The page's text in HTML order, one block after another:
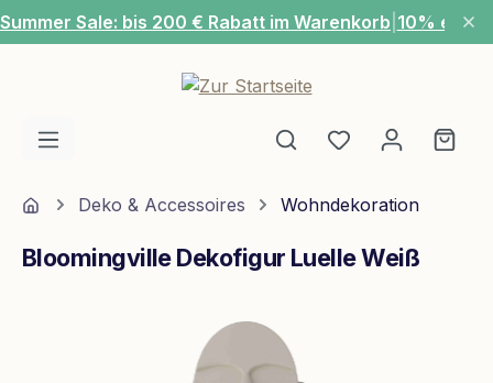
Zum Hauptinhalt springen
Summer Sale: bis 200 € Rabatt im Warenkorb 10% extra
Du hast 0
HomeDeko & Accessoires Wohndekoration
Bloomingville Dekofigur Luelle Weiß
Bildergalerie überspringen